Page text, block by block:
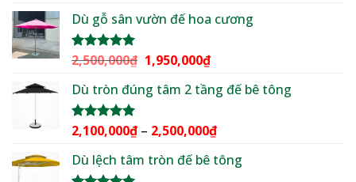
5 sao
là:
tại
2,299,000₫.
Dù gỗ sân vườn đế hoa cương
Được xếp
5 sao
2,500,000₫ Giá
là:
1,950,000₫Giá
tại
1,950,000₫.
Dù tròn đúng tâm 2 tầng đế bê tông
Được xếp
5 sao
2,100,000₫ – 2,500,000₫Khoảng
từ
Dù lệch tâm tròn đế bê tông